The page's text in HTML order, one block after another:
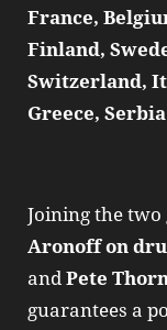
France,
Finland,
Switzerland,
Greece,
Joining the
Aronoff on
and Pete
guarantees a